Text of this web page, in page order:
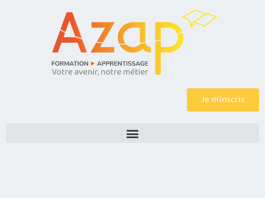
Je m’inscris